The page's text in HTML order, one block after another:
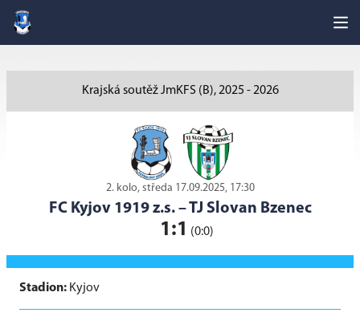
Krajská soutěž JmKFS (B), 2025 - 2026
2. kolo, středa 17.09.2025, 17:30
FC Kyjov 1919 z.s.–TJ Slovan Bzenec
1:1 (0:0)
Stadion: Kyjov